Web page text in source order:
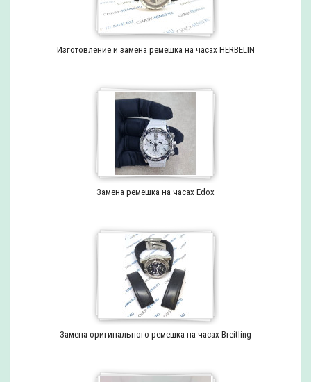
Изготовление и замена ремешка на часах HERBELIN
Замена ремешка на часах Edox
Замена оригинального ремешка на часах Breitling